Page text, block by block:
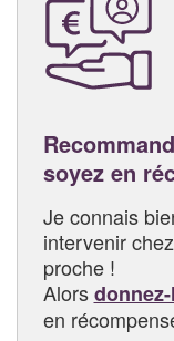
soyez en
Je connais
intervenir
proche !
Alors
en